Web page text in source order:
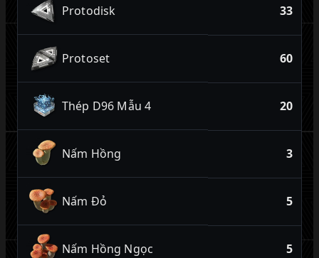
Protodisk 33
Protoset 60
Thép D96 Mẫu 4 20
Nấm Hồng 3
Nấm Đỏ 5
Nấm Hồng Ngọc 5